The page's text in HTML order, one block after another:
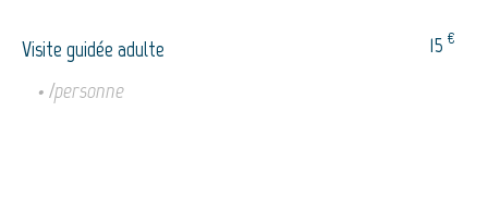
Visite guidée adulte 15 €
• /personne